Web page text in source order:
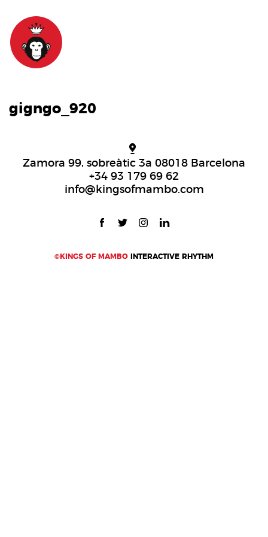
gigngo_920
©KINGS OF MAMBO INTERACTIVE RHYTHM
Zamora 99, sobreàtic 3a 08018 Barcelona
+34 93 179 69 62
info@kingsofmambo.com